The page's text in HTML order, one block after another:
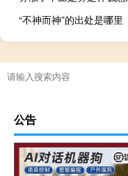
“不神而神”的出处是哪里
公告